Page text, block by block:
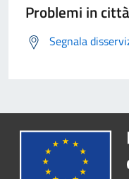
Problemi in città
Segnala